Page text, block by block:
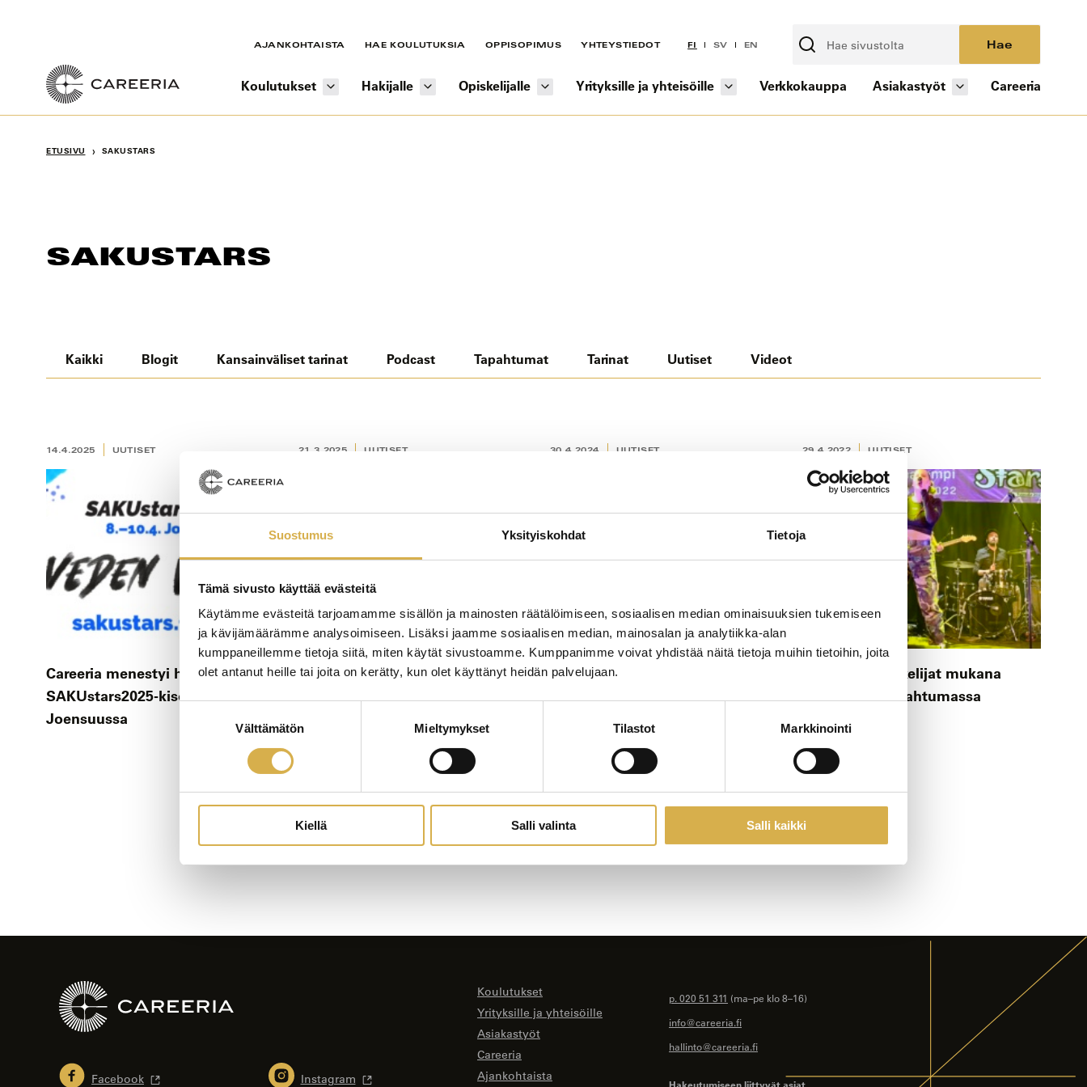
Suostumus Yksityiskohdat Tietoja
Tämä sivusto käyttää evästeitä
Käytämme evästeitä tarjoamamme sisällön ja mainosten räätälöimiseen, sosiaalisen median ominaisuuksien tukemiseen
ja kävijämäärämme analysoimiseen. Lisäksi jaamme sosiaalisen median, mainosalan ja analytiikka-alan
kumppaneillemme tietoja siitä, miten käytät sivustoamme. Kumppanimme voivat yhdistää näitä tietoja muihin tietoihin, joita
olet antanut heille tai joita on kerätty, kun olet käyttänyt heidän palvelujaan.
Välttämätön Mieltymykset Tilastot Markkinointi
Kiellä Salli valinta Salli kaikki
AJANKOHTAISTA HAE KOULUTUKSIA OPPISOPIMUS YHTEYSTIEDOT FI SV EN Hae
Koulutukset Hakijalle Opiskelijalle Yrityksille ja yhteisöille Verkkokauppa Asiakastyöt Careeria
ETUSIVU › SAKUSTARS
SAKUSTARS
Kaikki Blogit Kansainväliset tarinat Podcast Tapahtumat Tarinat Uutiset Videot
14.4.2025 UUTISET
Careeria menestyi hienosti
SAKUstars2025-kisoissa
Joensuussa
21.3.2025 UUTISET
Menestystä Careeriaan
SAKUstars-kulttuurikilpailussa
30.4.2024 UUTISET
Terveisiä SAKUstars-kilpailuista!
29.4.2022 UUTISET
Careerian opiskelijat mukana
SAKUstars-tapahtumassa
Facebook Instagram
Koulutukset
Yrityksille ja yhteisöille
Asiakastyöt
Careeria
Ajankohtaista
p. 020 51 311 (ma–pe klo 8–16)
info@careeria.fi
hallinto@careeria.fi